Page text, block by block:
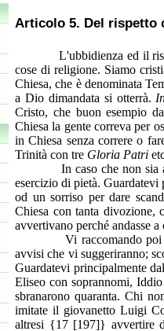
Articolo 5. Del rispetto
L'ubbidienza ed il rispetto
cose di religione. Siamo
Chiesa, che è denominata
a Dio dimandata si otterrà.
Cristo, che buon esempio
Chiesa la gente correva per
in Chiesa senza correre o
Trinità con tre Gloria Patri
In caso che non sia
esercizio di pietà. Guardatevi
od un sorriso per dare
Chiesa con tanta divozione,
avvertivano perché andasse a
Vi raccomando poi un
avvisi che vi suggeriranno;
Guardatevi principalmente
Eliseo con soprannomi,
sbranarono quaranta. Chi
imitate il giovanetto Luigi
altresi {17 [197]} avvertire